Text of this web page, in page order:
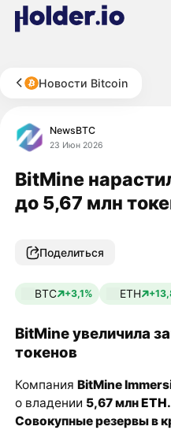
Новости Bitcoin
NewsBTC
23 Июн 2026
BitMine
до 5,67 млн
Поделиться
BTC +3,1% ETH
BitMine увеличила
токенов
Компания BitMine
о владении 5,67 млнETH.
Совокупные резервы в